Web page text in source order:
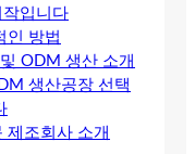
작입니다
인 방법
ODM 생산 소개
생산공장 선택
제조회사 소개